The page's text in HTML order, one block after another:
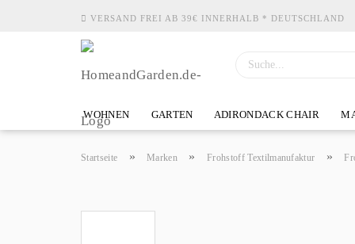
VERSAND FREI AB 39€ INNERHALB * DEUTSCHLAND
WOHNEN GARTEN ADIRONDACK CHAIR
Startseite » Marken » Frohstoff Textilmanufaktur »